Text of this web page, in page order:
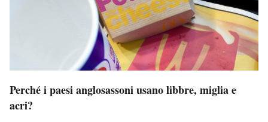
Perché i paesi anglosassoni usano libbre, miglia e
acri?